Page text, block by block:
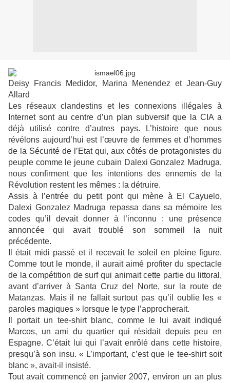
Deisy Francis Medidor, Marina Menendez et Jean-Guy
Allard
Les réseaux clandestins et les connexions illégales à
Internet sont au centre d’un plan subversif que la CIA a
déjà utilisé contre d’autres pays. L’histoire que nous
révélons aujourd’hui est l’œuvre de femmes et d’hommes
de la Sécurité de l’Etat qui, aux côtés de protagonistes du
peuple comme le jeune cubain Dalexi Gonzalez Madruga,
nous confirment que les intentions des ennemis de la
Révolution restent les mêmes : la détruire.
Assis à l’entrée du petit pont qui mène à El Cayuelo,
Dalexi Gonzalez Madruga repassa dans sa mémoire les
codes qu’il devait donner à l’inconnu : une présence
annoncée qui avait troublé son sommeil la nuit
précédente.
Il était midi passé et il recevait le soleil en pleine figure.
Comme tout le monde, il aurait aimé profiter du spectacle
de la compétition de surf qui animait cette partie du littoral,
avant d’arriver à Santa Cruz del Norte, sur la route de
Matanzas. Mais il ne fallait surtout pas qu’il oublie les «
paroles magiques » lorsque le type l’approcherait.
Il portait un tee-shirt blanc, comme le lui avait indiqué
Marcos, un ami du quartier qui résidait depuis peu en
Espagne. C’était lui qui l’avait enrôlé dans cette histoire,
presqu’à son insu. « L’important, c’est que le tee-shirt soit
blanc », avait-il insisté.
Tout avait commencé en janvier 2007, environ un an plus